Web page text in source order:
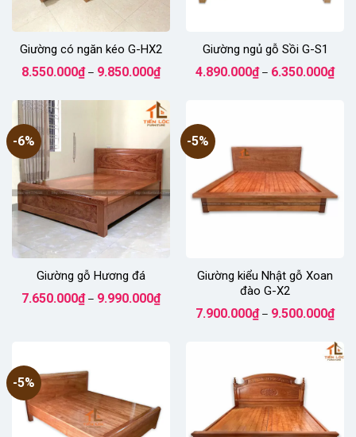
Giường có ngăn kéo G-HX2
8.550.000₫ – 9.850.000₫Khoảng
giá:
đến
9.850.000₫
Giường ngủ gỗ Sồi G-S1
4.890.000₫ – 6.350.000₫giá:
-6%
Giường gỗ Hương đá
7.650.000₫ – 9.990.000₫Khoảng
giá:
-5%
Giường kiểu Nhật gỗ Xoan
đào G-X2
7.900.000₫ – 9.500.000₫giá:
đến
-5%